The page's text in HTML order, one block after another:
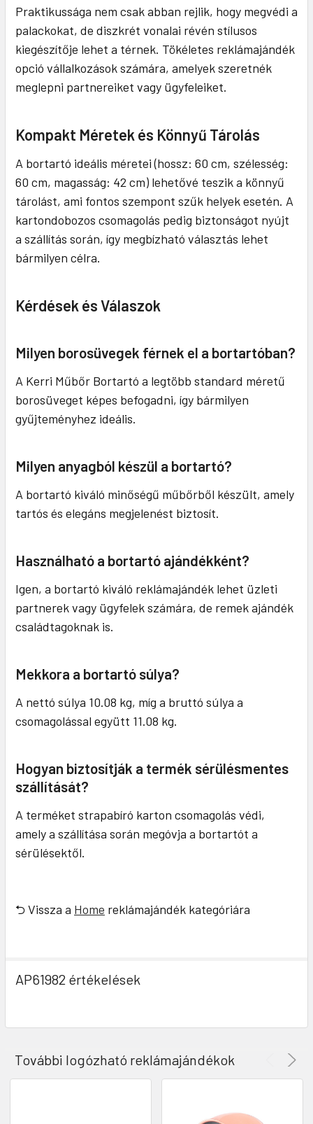
Praktikussága nem csak abban rejlik, hogy megvédi a
palackokat, de diszkrét vonalai révén stílusos
kiegészítője lehet a térnek. Tökéletes reklámajándék
opció vállalkozások számára, amelyek szeretnék
meglepni partnereiket vagy ügyfeleiket.
Kompakt Méretek és Könnyű Tárolás
A bortartó ideális méretei (hossz: 60 cm, szélesség:
60 cm, magasság: 42 cm) lehetővé teszik a könnyű
tárolást, ami fontos szempont szűk helyek esetén. A
kartondobozos csomagolás pedig biztonságot nyújt
a szállítás során, így megbízható választás lehet
bármilyen célra.
Kérdések és Válaszok
Milyen borosüvegek férnek el a bortartóban?
A Kerri Műbőr Bortartó a legtöbb standard méretű
borosüveget képes befogadni, így bármilyen
gyűjteményhez ideális.
Milyen anyagból készül a bortartó?
A bortartó kiváló minőségű műbőrből készült, amely
tartós és elegáns megjelenést biztosít.
Használható a bortartó ajándékként?
Igen, a bortartó kiváló reklámajándék lehet üzleti
partnerek vagy ügyfelek számára, de remek ajándék
családtagoknak is.
Mekkora a bortartó súlya?
A nettó súlya 10.08 kg, míg a bruttó súlya a
csomagolással együtt 11.08 kg.
Hogyan biztosítják a termék sérülésmentes
szállítását?
A terméket strapabíró karton csomagolás védi,
amely a szállítása során megóvja a bortartót a
sérülésektől.
⮌ Vissza a Home reklámajándék kategóriára
AP61982 értékelések
További logózható reklámajándékok